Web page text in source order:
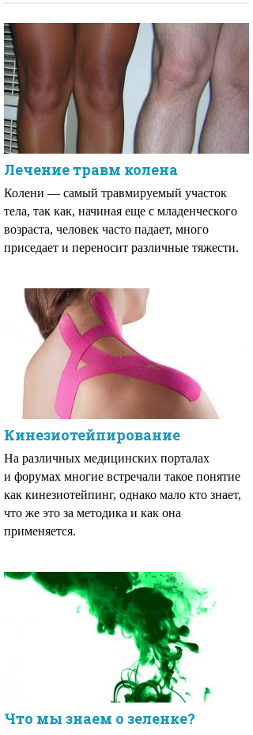
Лечение травм колена
Колени — самый травмируемый участок
тела, так как, начиная еще с младенческого
возраста, человек часто падает, много
приседает и переносит различные тяжести.
Кинезиотейпирование
На различных медицинских порталах
и форумах многие встречали такое понятие
как кинезиотейпинг, однако мало кто знает,
что же это за методика и как она
применяется.
Что мы знаем о зеленке?